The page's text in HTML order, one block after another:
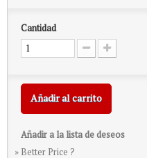
Cantidad
Añadir al carrito
Añadir a la lista de deseos
» Better Price ?